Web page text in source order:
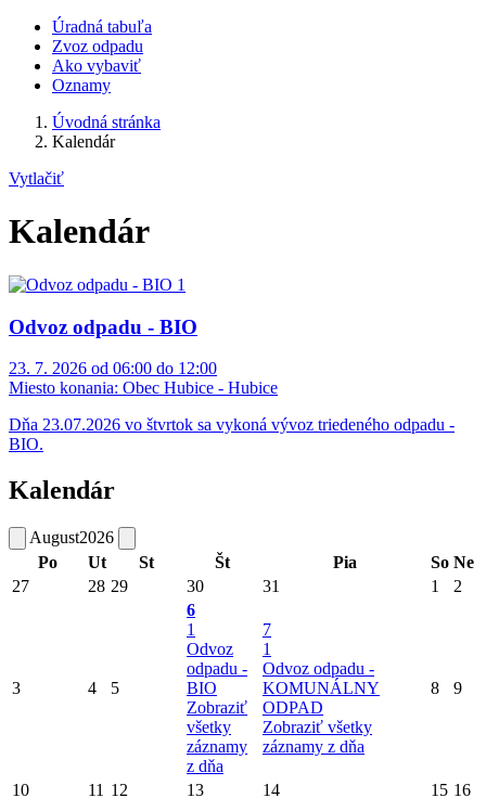
Úradná tabuľa
Zvoz odpadu
Ako vybaviť
Oznamy
Úvodná stránka
Kalendár
Vytlačiť
Kalendár
Odvoz odpadu - BIO
23. 7. 2026 od 06:00 do 12:00
Miesto konania: Obec Hubice - Hubice
Dňa 23.07.2026 vo štvrtok sa vykoná vývoz triedeného odpadu -
BIO.
Kalendár
August2026
Po
Ut St Št Pia So Ne
27
28 29 30 31 1 2
3 4 5
6
1
Odvoz
odpadu -
BIO
Zobraziť
všetky
záznamy
z dňa
7
1
Odvoz odpadu -
KOMUNÁLNY
ODPAD
Zobraziť všetky
záznamy z dňa
8 9
10 11 12 13 14 15 16